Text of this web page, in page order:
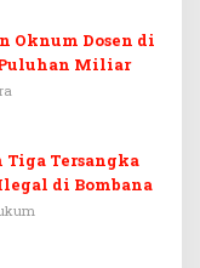
Oknum Dosen di
Miliar
Tiga Tersangka
di Bombana